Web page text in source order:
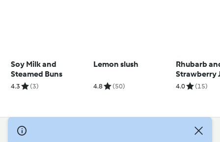
Soy Milk and
Steamed Buns
4.3 (3)
Lemon slush
4.8 (50)
Rhubarb
Strawberry
4.0 (15)
© Hak Cipta 2026